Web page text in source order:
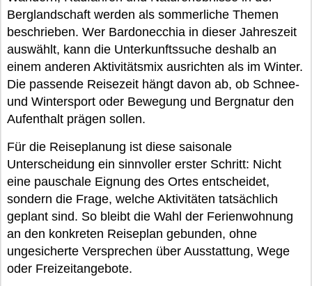
Berglandschaft werden als sommerliche Themen
beschrieben. Wer Bardonecchia in dieser Jahreszeit
auswählt, kann die Unterkunftssuche deshalb an
einem anderen Aktivitätsmix ausrichten als im Winter.
Die passende Reisezeit hängt davon ab, ob Schnee-
und Wintersport oder Bewegung und Bergnatur den
Aufenthalt prägen sollen.
Für die Reiseplanung ist diese saisonale
Unterscheidung ein sinnvoller erster Schritt: Nicht
eine pauschale Eignung des Ortes entscheidet,
sondern die Frage, welche Aktivitäten tatsächlich
geplant sind. So bleibt die Wahl der Ferienwohnung
an den konkreten Reiseplan gebunden, ohne
ungesicherte Versprechen über Ausstattung, Wege
oder Freizeitangebote.